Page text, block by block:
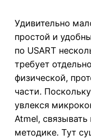
Удивительно
простой и
по USART
требует
физической,
части.
увлекся
Atmel,
методике. Тут